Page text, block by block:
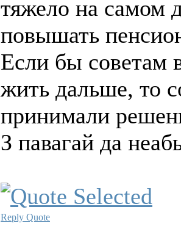
тяжело на самом
повышать
Если бы советам
жить дальше, то
принимали
З павагай да
Reply Quote